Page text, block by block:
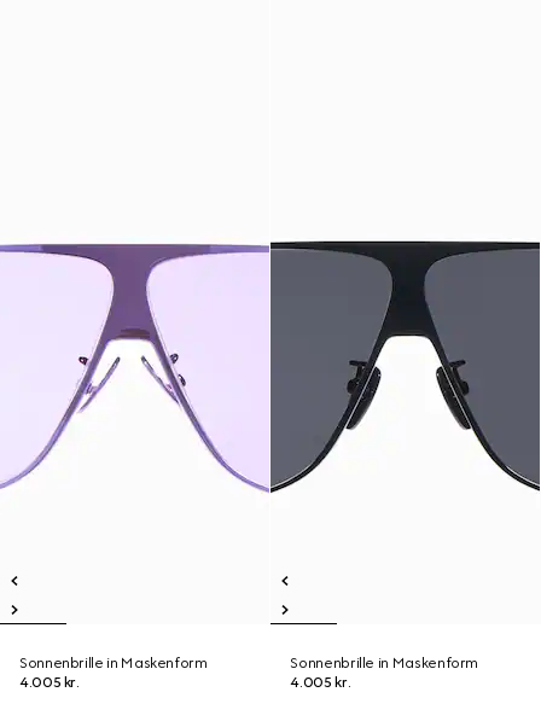
Sonnenbrille in Maskenform
4.005 kr.
Sonnenbrille in Maskenform
4.005 kr.